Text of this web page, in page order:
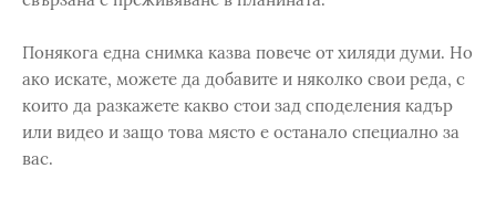
Понякога една снимка казва повече от хиляди думи. Но
ако искате, можете да добавите и няколко свои реда, с
които да разкажете какво стои зад споделения кадър
или видео и защо това място е останало специално за
вас.